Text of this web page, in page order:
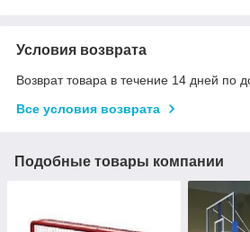
Условия возврата
Возврат товара в течение 14 дней по
Все условия возврата
Подобные товары компании